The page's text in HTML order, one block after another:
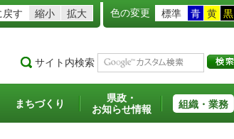
戻す 縮小 拡大 色の変更 標準 青 黄 黒
サイト内検索
まちづくり
県政・
お知らせ情報
組織・業務